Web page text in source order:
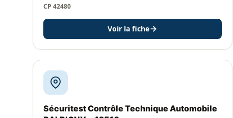
CP 42480
Voir la fiche
Sécuritest Contrôle Technique Automobile